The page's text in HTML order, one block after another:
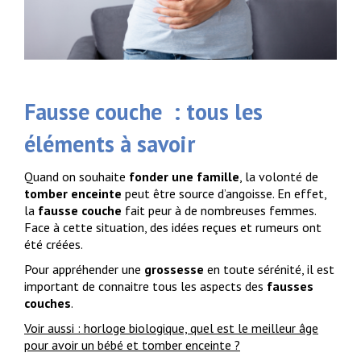
Fausse couche : tous les
éléments à savoir
Quand on souhaite fonder une famille, la volonté de
tomber enceinte peut être source d’angoisse. En effet,
la fausse couche fait peur à de nombreuses femmes.
Face à cette situation, des idées reçues et rumeurs ont
été créées.
Pour appréhender une grossesse en toute sérénité, il est
important de connaitre tous les aspects des fausses
couches.
Voir aussi : horloge biologique, quel est le meilleur âge
pour avoir un bébé et tomber enceinte ?